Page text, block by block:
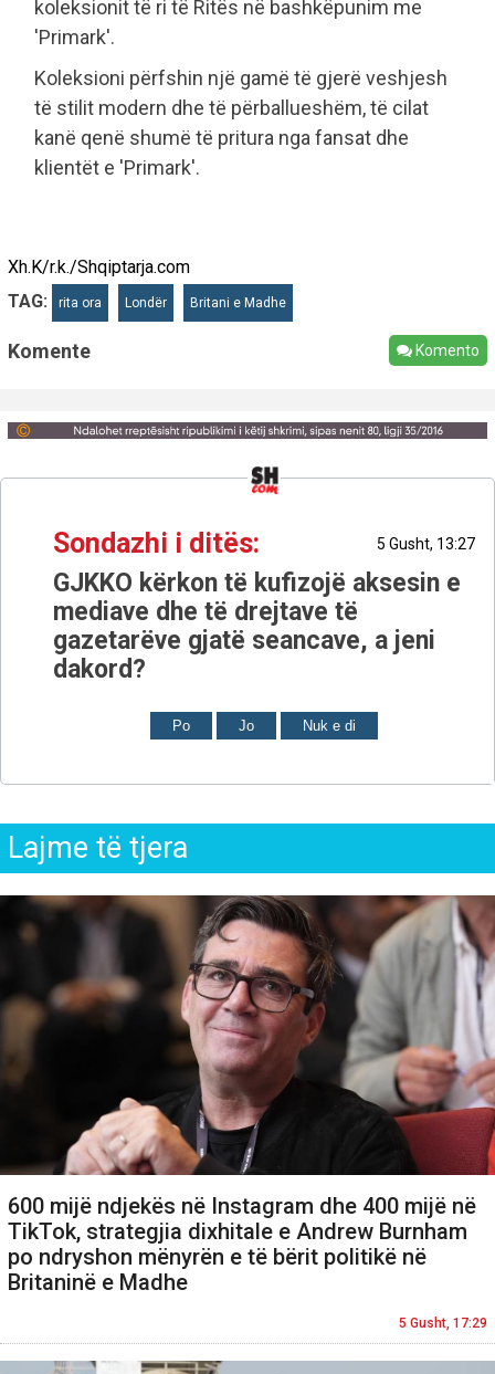
koleksionit të ri të Ritës në bashkëpunim me
'Primark'.
Koleksioni përfshin një gamë të gjerë veshjesh
të stilit modern dhe të përballueshëm, të cilat
kanë qenë shumë të pritura nga fansat dhe
klientët e 'Primark'.
Xh.K/r.k./Shqiptarja.com
TAG:
rita ora Londër Britani e Madhe
Komente Komento
Sondazhi i ditës: 5 Gusht, 13:27
GJKKO kërkon të kufizojë aksesin e
mediave dhe të drejtave të
gazetarëve gjatë seancave, a jeni
dakord?
Po Jo Nuk e di
Lajme të tjera
600 mijë ndjekës në Instagram dhe 400 mijë në
TikTok, strategjia dixhitale e Andrew Burnham
po ndryshon mënyrën e të bërit politikë në
Britaninë e Madhe
5 Gusht, 17:29